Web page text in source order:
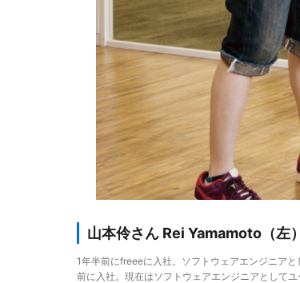
山本伶さん Rei Yamamoto（左
1年半前にfreeeに入社。ソフトウェアエンジニア
前に入社。現在はソフトウェアエンジニアとして